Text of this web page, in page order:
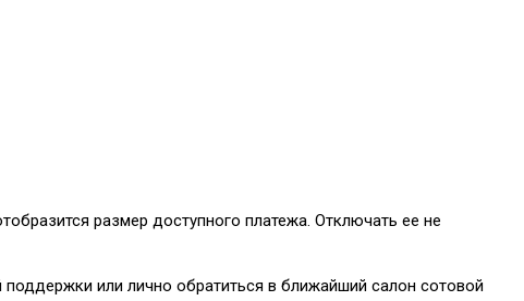
размер доступного платежа. Отключать ее не
или лично обратиться в ближайший салон сотовой